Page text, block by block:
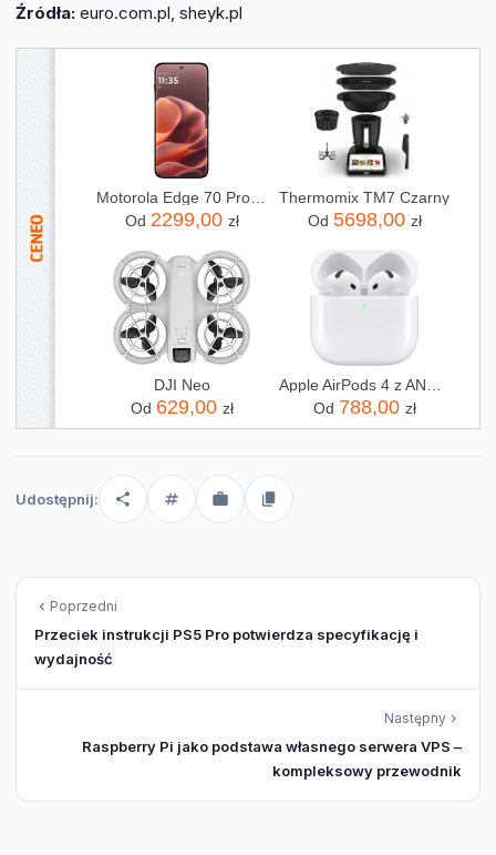
Źródła: euro.com.pl, sheyk.pl
Motorola Edge 70 Pro 8/256GB Bordowy
Od 2299,00 zł
Thermomix TM7 Czarny
Od 5698,00 zł
DJI Neo
Od 629,00 zł
Od 788,00 zł
Udostępnij:
Poprzedni
Przeciek instrukcji PS5 Pro potwierdza specyfikację i
wydajność
Następny
Raspberry Pi jako podstawa własnego serwera VPS –
kompleksowy przewodnik